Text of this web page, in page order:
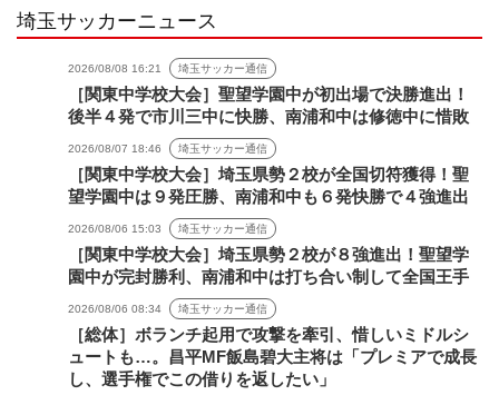
埼玉サッカーニュース
2026/08/08 16:21 埼玉サッカー通信
［関東中学校大会］聖望学園中が初出場で決勝進出！
後半４発で市川三中に快勝、南浦和中は修徳中に惜敗
2026/08/07 18:46 埼玉サッカー通信
［関東中学校大会］埼玉県勢２校が全国切符獲得！聖
望学園中は９発圧勝、南浦和中も６発快勝で４強進出
2026/08/06 15:03 埼玉サッカー通信
［関東中学校大会］埼玉県勢２校が８強進出！聖望学
園中が完封勝利、南浦和中は打ち合い制して全国王手
2026/08/06 08:34 埼玉サッカー通信
［総体］ボランチ起用で攻撃を牽引、惜しいミドルシ
ュートも…。昌平MF飯島碧大主将は「プレミアで成長
し、選手権でこの借りを返したい」